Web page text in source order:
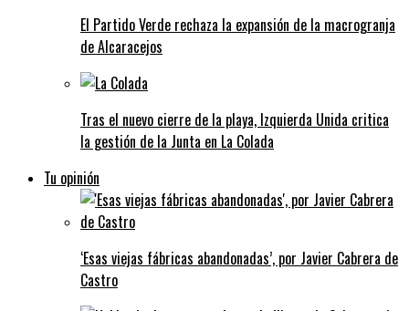
El Partido Verde rechaza la expansión de la macrogranja
de Alcaracejos
Tras el nuevo cierre de la playa, Izquierda Unida critica
la gestión de la Junta en La Colada
Tu opinión
‘Esas viejas fábricas abandonadas’, por Javier Cabrera de
Castro